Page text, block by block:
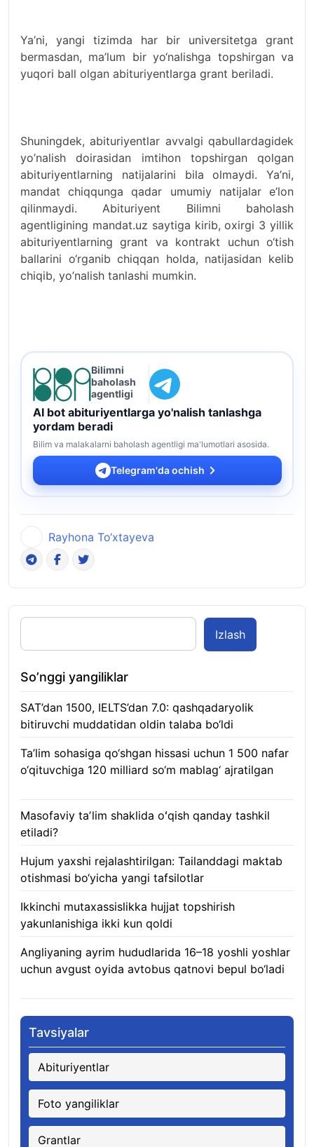
Ya’ni, yangi tizimda har bir universitetga grant
bermasdan, ma’lum bir yo‘nalishga topshirgan va
yuqori ball olgan abituriyentlarga grant beriladi.
Shuningdek, abituriyentlar avvalgi qabullardagidek
yo’nalish doirasidan imtihon topshirgan qolgan
abituriyentlarning natijalarini bila olmaydi. Ya’ni,
mandat chiqqunga qadar umumiy natijalar e’lon
qilinmaydi. Abituriyent Bilimni baholash
agentligining mandat.uz saytiga kirib, oxirgi 3 yillik
abituriyentlarning grant va kontrakt uchun o‘tish
ballarini o‘rganib chiqqan holda, natijasidan kelib
chiqib, yo’nalish tanlashi mumkin.
Bilimni
baholash
agentligi
AI bot abituriyentlarga yo'nalish tanlashga
yordam beradi
Bilim va malakalarni baholash agentligi ma'lumotlari asosida.
Telegram'da ochish
Rayhona To‘xtayeva
Izlash
So’nggi yangiliklar
SAT’dan 1500, IELTS’dan 7.0: qashqadaryolik
bitiruvchi muddatidan oldin talaba bo‘ldi
Ta’lim sohasiga qo‘shgan hissasi uchun 1 500 nafar
o‘qituvchiga 120 milliard so‘m mablag‘ ajratilgan
Masofaviy taʼlim shaklida oʻqish qanday tashkil
etiladi?
Hujum yaxshi rejalashtirilgan: Tailanddagi maktab
otishmasi bo‘yicha yangi tafsilotlar
Ikkinchi mutaxassislikka hujjat topshirish
yakunlanishiga ikki kun qoldi
Angliyaning ayrim hududlarida 16–18 yoshli yoshlar
uchun avgust oyida avtobus qatnovi bepul bo‘ladi
Tavsiyalar
Abituriyentlar
Foto yangiliklar
Grantlar